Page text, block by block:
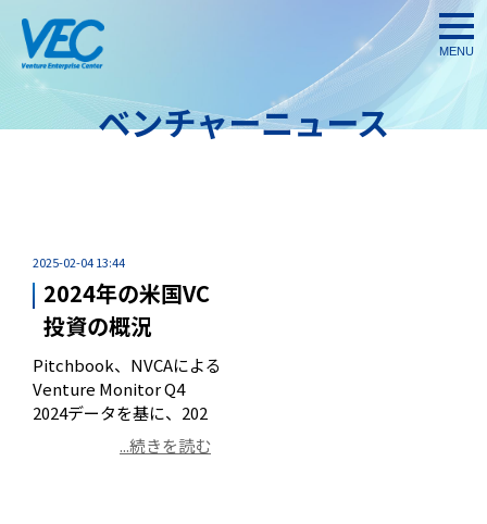
ベンチャーニュース
2025-02-04 13:44
2024年の米国VC
投資の概況
Pitchbook、NVCAによる
Venture Monitor Q4
2024データを基に、202
...続きを読む